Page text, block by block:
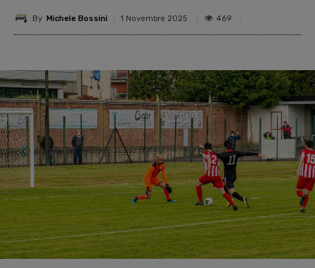
By Michele Bossini 1 Novembre 2025 469